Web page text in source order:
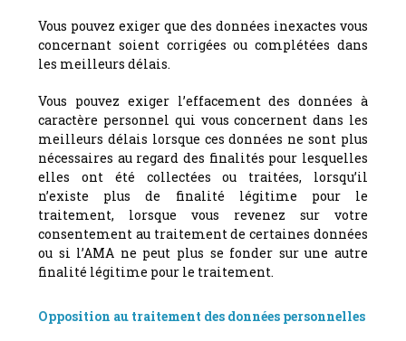
Vous pouvez exiger que des données inexactes vous
concernant soient corrigées ou complétées dans
les meilleurs délais.
Vous pouvez exiger l’effacement des données à
caractère personnel qui vous concernent dans les
meilleurs délais lorsque ces données ne sont plus
nécessaires au regard des finalités pour lesquelles
elles ont été collectées ou traitées, lorsqu’il
n’existe plus de finalité légitime pour le
traitement, lorsque vous revenez sur votre
consentement au traitement de certaines données
ou si l’AMA ne peut plus se fonder sur une autre
finalité légitime pour le traitement.
Opposition au traitement des données personnelles